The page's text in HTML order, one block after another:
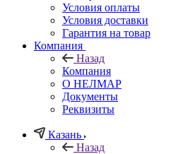
Условия оплаты
Условия доставки
Гарантия на товар
Компания
Назад
Компания
О НЕЛМАР
Документы
Реквизиты
Казань
Назад